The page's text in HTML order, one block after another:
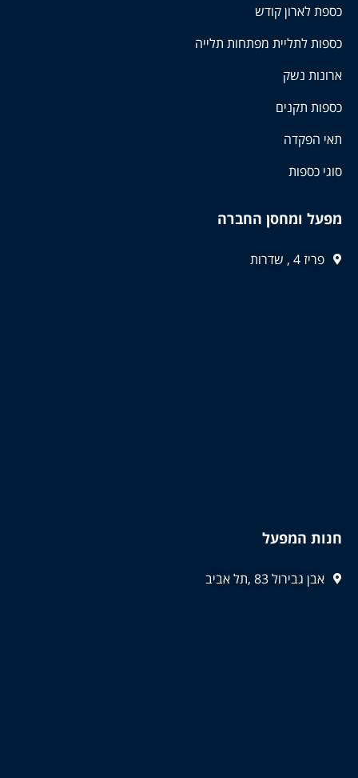
כספת לארון קודש
כספות לתליית מפתחות תלייה
ארונות נשק
כספות תקנים
תאי הפקדה
סוגי כספות
מפעל ומחסן החברה
פריז 4 , שדרות
חנות המפעל
אבן גבירול 83 ,תל אביב